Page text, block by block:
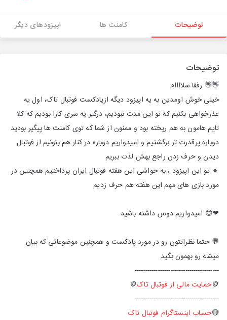
توضیحات کامنت ها اپیزودهای دیگر
توضیحات
👋👋 رفقا سلاااام
خیلی خوش اومدین به یه اپیزود دیگه ازپادکست فوتبال تاک، اول یه
عذرخواهی بکنیم که تو این مدت نبودیم، درگیر یه سری کارا بودیم که کلا
تایم هامون به هم ریخته بود و ممنون از شما که توی کامنت ها پیگیر بودید
دوباره پرقدرت تر برگشتیم و امیدواریم دوباره در کنار هم بتونیم از فوتبال
دیدن و حرف زدن راجع بهش لذت ببریم
🔸 تو این اپیزود ، به حواشی این هفته فوتبال ایران پرداختیم همچنین در
مورد بازی های مهم این هفته هم حرف زدیم
❤😊 امیدواریم دوس داشته باشید
💬 حتما نظراتتون رو در مورد پادکست و همچنین موضوعاتی که بیان
میشه رو بهمون بگید
----------------------------------------
🪙حمایت مالی از فوتبال تاک🪙
----------------------------------------
🔴حساب اینستاگرام فوتبال تاک